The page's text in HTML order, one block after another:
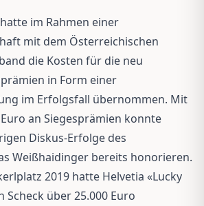
im Rahmen einer
mit dem Österreichischen
die Kosten für die neu
in Form einer
im Erfolgsfall übernommen. Mit
an Siegesprämien konnte
Diskus-Erfolge des
Weißhaidinger bereits honorieren.
2019 hatte Helvetia «Lucky
Scheck über 25.000 Euro